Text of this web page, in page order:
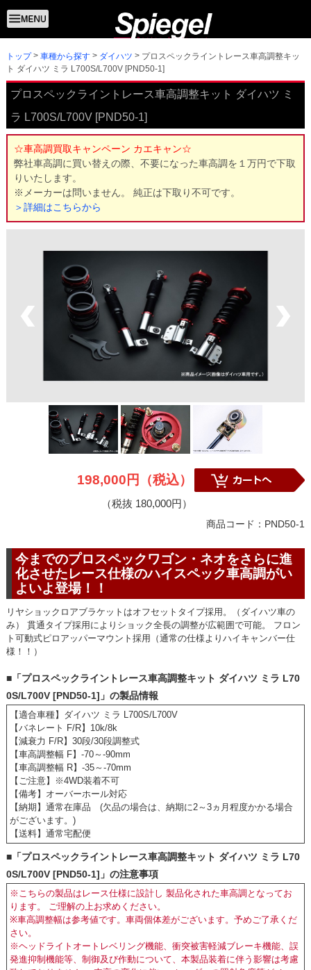
トップ 車種から探す ダイハツ
プロスペックライントレース車高調整キッ
ト ダイハツ ミラ L700S/L700V [PND50-1]
プロスペックライントレース車高調整キット ダイハツ ミ
ラ L700S/L700V [PND50-1]
☆車高調買取キャンペーン カエキャン☆
弊社車高調に買い替えの際、不要になった車高調を１万円で下取
りいたします。
※メーカーは問いません。 純正は下取り不可です。
＞詳細はこちらから
198,000円（税込）
（税抜 180,000円）
商品コード：PND50-1
今までのプロスペックワゴン・ネオをさらに進
化させたレース仕様のハイスペック車高調がい
よいよ登場！！
リヤショックロアブラケットはオフセットタイプ採用。（ダイハツ車の
み） 貫通タイプ採用によりショック全長の調整が広範囲で可能。 フロン
ト可動式ピロアッパーマウント採用（通常の仕様よりハイキャンバー仕
様！！）
■「プロスペックライントレース車高調整キット ダイハツ ミラ L70
0S/L700V [PND50-1]」の製品情報
【適合車種】ダイハツ ミラ L700S/L700V
【バネレート F/R】10k/8k
【減衰力 F/R】30段/30段調整式
【車高調整幅 F】-70～-90mm
【車高調整幅 R】-35～-70mm
【ご注意】※4WD装着不可
【備考】オーバーホール対応
【納期】通常在庫品 (欠品の場合は、納期に2～3ヵ月程度かかる場合
がございます。)
【送料】通常宅配便
■「プロスペックライントレース車高調整キット ダイハツ ミラ L70
0S/L700V [PND50-1]」の注意事項
※こちらの製品はレース仕様に設計し 製品化された車高調となってお
ります。 ご理解の上お求めください。
※車高調整幅は参考値です。車両個体差がございます。予めご了承くだ
さい。
※ヘッドライトオートレベリング機能、衝突被害軽減ブレーキ機能、誤
発進抑制機能等、制御及び作動について、本製品装着に伴う影響は考慮